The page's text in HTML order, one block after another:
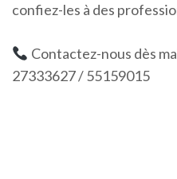
confiez-les à des
Contactez-nous dès
27333627 / 55159015